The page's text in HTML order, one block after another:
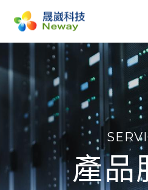
產品
產品服務
技術專區
新聞中心
關於晟崴